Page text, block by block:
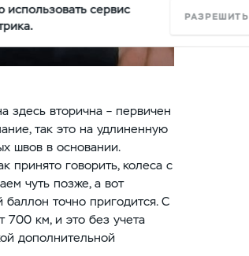
здесь вторична – первичен
так это на удлиненную
швов в основании.
принято говорить, колеса с
чуть позже, а вот
точно пригодится. С
700 км, и это без учета
дополнительной
использовать сервис
РАЗРЕШИТЬ